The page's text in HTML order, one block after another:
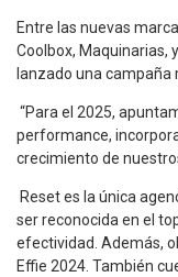
Entre las nuevas
Coolbox, Maquinarias,
lanzado una campaña
“Para el 2025,
performance,
crecimiento de
Reset es la única
ser reconocida en el
efectividad. Además,
Effie 2024. También